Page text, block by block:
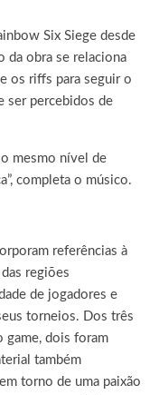
Six Siege desde
da obra se relaciona
os riffs para seguir o
ser percebidos de
mesmo nível de
completa o músico.
referências à
regiões
de jogadores e
torneios. Dos três
game, dois foram
também
torno de uma paixão